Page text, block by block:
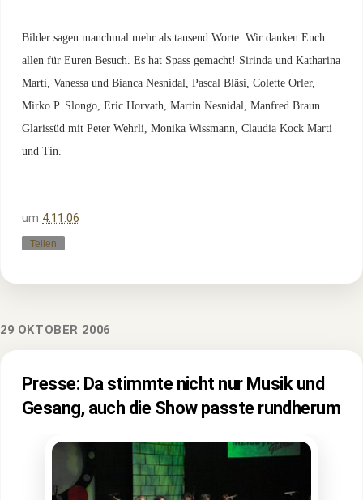
Bilder sagen manchmal mehr als tausend Worte. Wir danken Euch
allen für Euren Besuch. Es hat Spass gemacht! Sirinda und Katharina
Marti, Vanessa und Bianca Nesnidal, Pascal Bläsi, Colette Orler,
Mirko P. Slongo, Eric Horvath, Martin Nesnidal, Manfred Braun.
Glarissüd mit Peter Wehrli, Monika Wissmann, Claudia Kock Marti
und Tin.
um 4.11.06
Teilen
29 OKTOBER 2006
Presse: Da stimmte nicht nur Musik und
Gesang, auch die Show passte rundherum